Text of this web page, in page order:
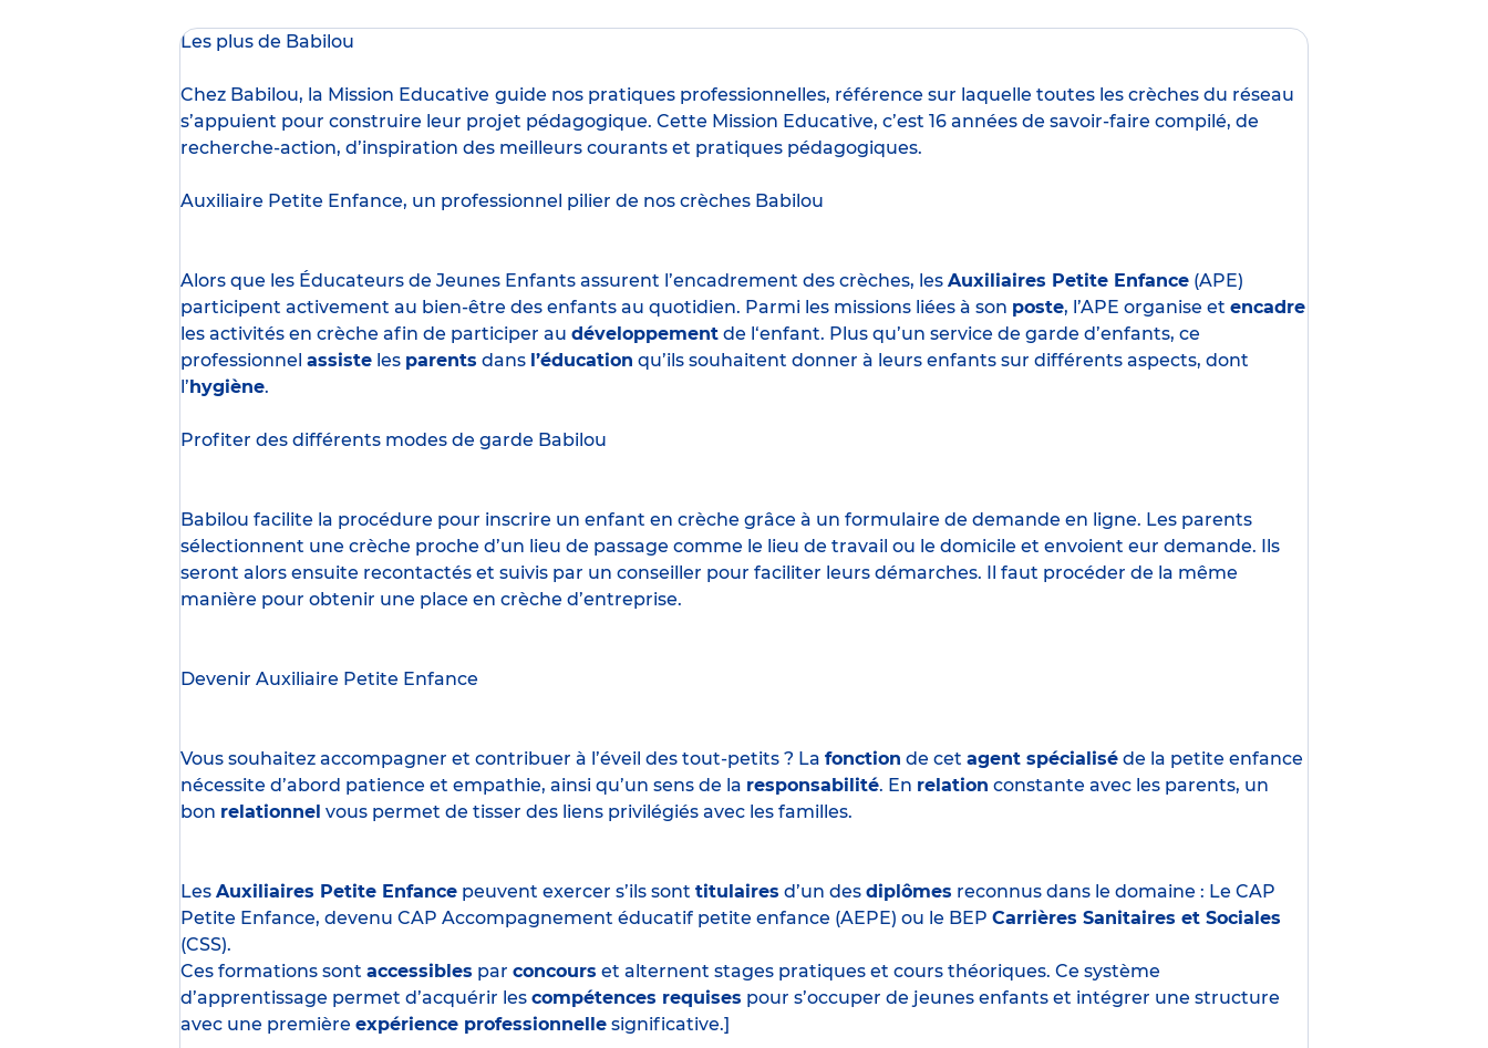
Les plus de Babilou
Chez Babilou, la Mission Educative guide nos pratiques professionnelles, référence sur laquelle toutes les crèches du réseau
s’appuient pour construire leur projet pédagogique. Cette Mission Educative, c’est 16 années de savoir-faire compilé, de
recherche-action, d’inspiration des meilleurs courants et pratiques pédagogiques.
Auxiliaire Petite Enfance, un professionnel pilier de nos crèches Babilou
Alors que les Éducateurs de Jeunes Enfants assurent l’encadrement des crèches, les Auxiliaires Petite Enfance (APE)
participent activement au bien-être des enfants au quotidien. Parmi les missions liées à son poste, l’APE organise et encadre
les activités en crèche afin de participer au développement de l‘enfant. Plus qu’un service de garde d’enfants, ce
professionnel assiste les parents dans l’éducation qu’ils souhaitent donner à leurs enfants sur différents aspects, dont
l’ hygiène.
Profiter des différents modes de garde Babilou
Babilou facilite la procédure pour inscrire un enfant en crèche grâce à un formulaire de demande en ligne. Les parents
sélectionnent une crèche proche d’un lieu de passage comme le lieu de travail ou le domicile et envoient eur demande. Ils
seront alors ensuite recontactés et suivis par un conseiller pour faciliter leurs démarches. Il faut procéder de la même
manière pour obtenir une place en crèche d’entreprise.
Devenir Auxiliaire Petite Enfance
Vous souhaitez accompagner et contribuer à l’éveil des tout-petits ? La fonction de cet agent spécialisé de la petite enfance
nécessite d’abord patience et empathie, ainsi qu’un sens de la responsabilité. En relation constante avec les parents, un
bon relationnel vous permet de tisser des liens privilégiés avec les familles.
Les Auxiliaires Petite Enfance peuvent exercer s’ils sont titulaires d’un des diplômes reconnus dans le domaine : Le CAP
Petite Enfance, devenu CAP Accompagnement éducatif petite enfance (AEPE) ou le BEP Carrières Sanitaires et Sociales
(CSS).
Ces formations sont accessibles par concours et alternent stages pratiques et cours théoriques. Ce système
d’apprentissage permet d’acquérir les compétences requises pour s’occuper de jeunes enfants et intégrer une structure
avec une première expérience professionnelle significative.]